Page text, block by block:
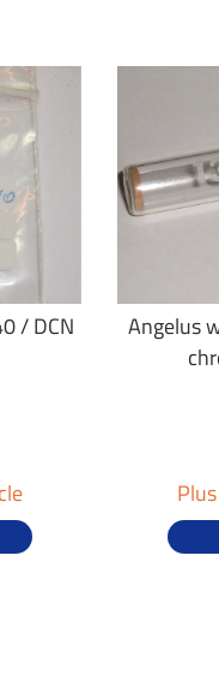
/ DCN
Angelus